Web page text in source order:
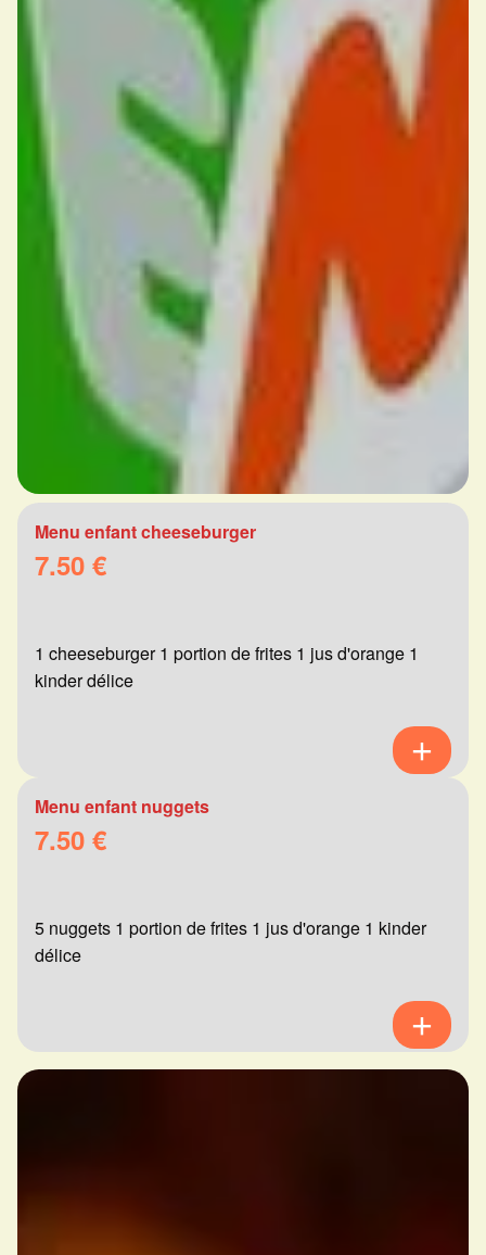
Menu enfant cheeseburger
7.50 €
1 cheeseburger 1 portion de frites 1 jus d'orange 1
kinder délice
Menu enfant nuggets
7.50 €
5 nuggets 1 portion de frites 1 jus d'orange 1 kinder
délice